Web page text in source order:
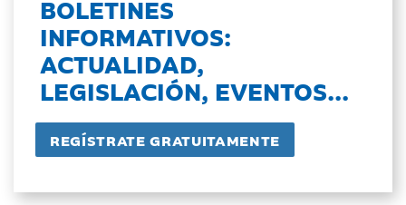
BOLETINES
INFORMATIVOS:
ACTUALIDAD,
LEGISLACIÓN, EVENTOS...